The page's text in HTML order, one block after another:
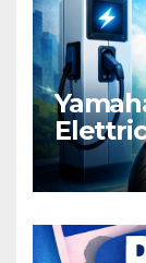
per la